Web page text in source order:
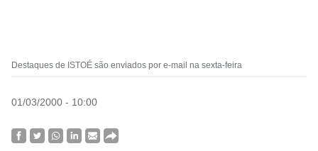
Destaques de ISTOÉ são enviados por e-mail na sexta-feira
01/03/2000 - 10:00